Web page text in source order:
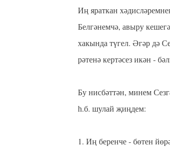
Иң яраткан
Белгәнемчә, авыру
хакында түгел. Әгәр дә
рәтенә кертәсез икән -
Бу нисбәттән, минем
һ.б. шулай җиңдем: ⁣⁣⠀
1. Иң беренче - бөтен